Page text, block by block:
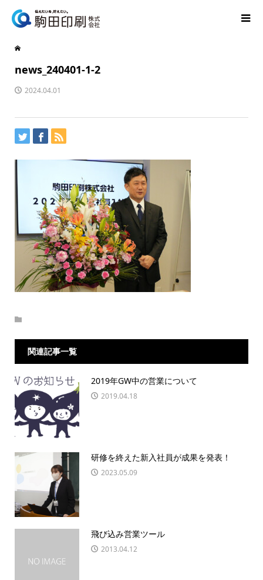
news_240401-1-2
2024.04.01
関連記事一覧
2019年GW中の営業について
2019.04.18
研修を終えた新入社員が成果を発表！
2023.05.09
飛び込み営業ツール
2013.04.12